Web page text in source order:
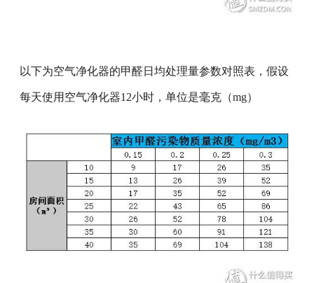
以下为空气净化器的甲醛日均处理量参数对照表，假设
每天使用空气净化器12小时，单位是毫克（mg）